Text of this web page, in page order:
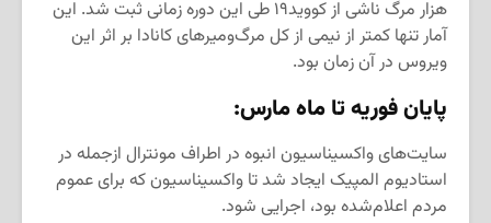
هزار مرگ ناشی از کووید۱۹ طی این دوره زمانی ثبت شد. این
آمار تنها کمتر از نیمی از کل مرگ‌ومیرهای کانادا بر اثر این
ویروس در آن زمان بود.
پایان فوریه تا ماه مارس:
سایت‌های واکسیناسیون انبوه در اطراف مونترال ازجمله در
استادیوم المپیک ایجاد شد تا واکسیناسیون که برای عموم
مردم اعلام‌شده بود، اجرایی شود.